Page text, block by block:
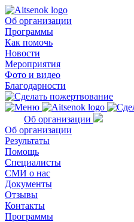
Об организации
Программы
Как помочь
Новости
Мероприятия
Фото и видео
Благодарности
Об организации
Об организации
Результаты
Помощь
Специалисты
СМИ о нас
Документы
Отзывы
Контакты
Программы